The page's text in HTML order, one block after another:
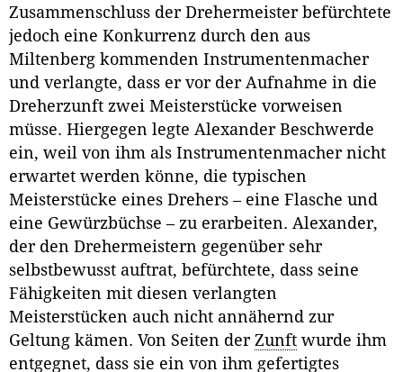
Zusammenschluss der Drehermeister befürchtete
jedoch eine Konkurrenz durch den aus
Miltenberg kommenden Instrumentenmacher
und verlangte, dass er vor der Aufnahme in die
Dreherzunft zwei Meisterstücke vorweisen
müsse. Hiergegen legte Alexander Beschwerde
ein, weil von ihm als Instrumentenmacher nicht
erwartet werden könne, die typischen
Meisterstücke eines Drehers – eine Flasche und
eine Gewürzbüchse – zu erarbeiten. Alexander,
der den Drehermeistern gegenüber sehr
selbstbewusst auftrat, befürchtete, dass seine
Fähigkeiten mit diesen verlangten
Meisterstücken auch nicht annähernd zur
Geltung kämen. Von Seiten der Zunft wurde ihm
entgegnet, dass sie ein von ihm gefertigtes